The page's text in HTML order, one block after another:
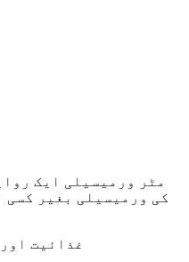
مٹر ورمیسیلی ایک
کی ورمیسیلی بغیر کسی
غذائیت